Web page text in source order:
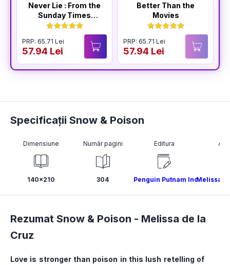
Never Lie : From the
Sunday Times
Bestselling Author
of The Housemaid
PRP: 65.71 Lei
57.94 Lei
Better Than the
Movies
PRP: 65.71 Lei
57.94 Lei
Specificații Snow & Poison
Dimensiune
140x210
Număr pagini
304
Editura
Penguin Putnam IncMelissa
Rezumat Snow & Poison - Melissa de la
Cruz
Love is stronger than poison in this lush retelling of